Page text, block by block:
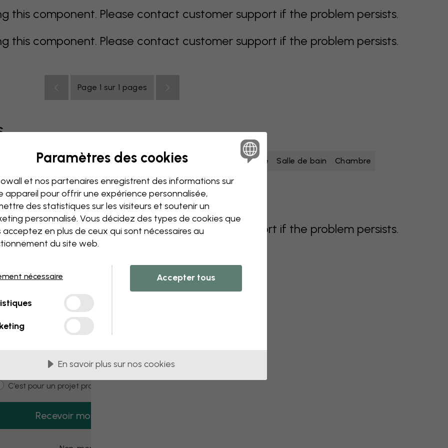
this component. Please contact customer support if the problem persists.
this component. Please contact customer support if the problem persists.
Page 1 sur 1 pages
Orange Rose Mauve Rouge Turquoise Jaune Salle de bain Chambre
Chambre de bébé Bureau Chambre ado
this component. Please contact customer support if the problem persists.
Paramètres des cookies
et nos partenaires enregistrent des informations sur
appareil pour offrir une expérience personnalisée,
des statistiques sur les visiteurs et soutenir un
personnalisé. Vous décidez des types de cookies que
acceptez en plus de ceux qui sont nécessaires au
du site web.
nécessaire Accepter tous
En savoir plus sur nos cookies
3 échantillons offerts
Recevez 3 échantillons gratuits dès
aujourd’hui.
type
C’est pour un projet pro
Recevoir mon code